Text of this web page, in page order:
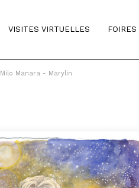
VISITES VIRTUELLES FOIRES
Milo Manara - Marylin